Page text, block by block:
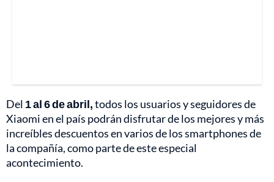
Del 1 al 6 de abril,todos los usuarios y seguidores de
Xiaomi en el país podrán disfrutar de los mejores y más
increíbles descuentos en varios de los smartphones de
la compañía, como parte de este especial
acontecimiento.